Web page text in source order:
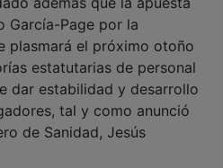
García-Page por la
plasmará el próximo otoño
estatutarias de personal
dar estabilidad y desarrollo
tal y como anunció
de Sanidad, Jesús